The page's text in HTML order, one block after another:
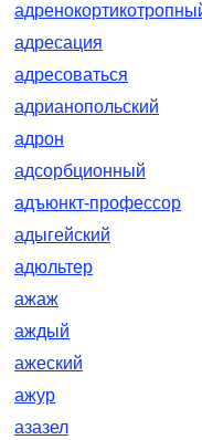
адресация
адресоваться
адрианопольский
адрон
адсорбционный
адъюнкт-профессор
адыгейский
адюльтер
ажаж
аждый
ажеский
ажур
азазел